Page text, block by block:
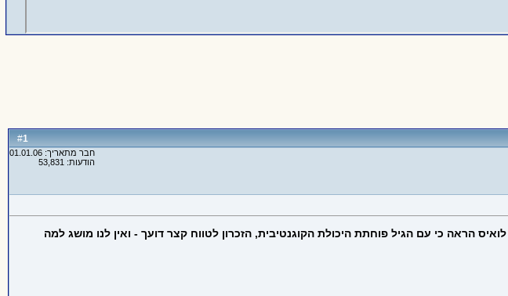
#
1
חבר מתאריך: 01.01.06
הודעות: 53,831
כי עם הגיל פוחתת היכולת הקוגנטיבית, הזכרון לטווח קצר דועך - ואין לנו מושג למה